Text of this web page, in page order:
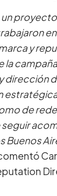
y
la
dirección
de
Buenos